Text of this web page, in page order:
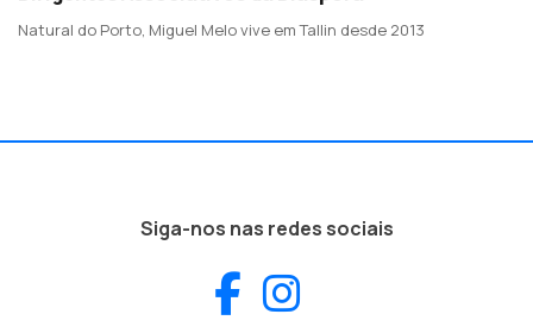
Natural do Porto, Miguel Melo vive em Tallin desde 2013
Siga-nos nas redes sociais
Facebook